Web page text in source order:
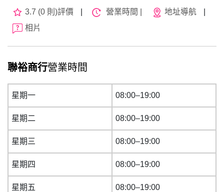
3.7 (0 則)評價 營業時間 | 地址導航
相片
聯裕商行營業時間
星期一 08:00–19:00
星期二 08:00–19:00
星期三 08:00–19:00
星期四 08:00–19:00
星期五 08:00–19:00